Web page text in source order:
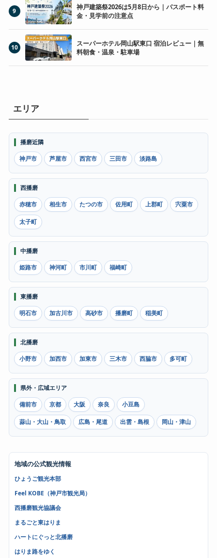
9
神戸建築祭2026は5月8日から｜パスポート料
金・見学前の注意点
10
スーパーホテル岡山駅東口 宿泊レビュー｜無
料朝食・温泉・駐車場
エリア
播磨近隣
神戸市
芦屋市 西宮市 三田市 淡路島
西播磨
赤穂市
相生市 たつの市 佐用町 上郡町 宍粟市
太子町
中播磨
姫路市
神河町 市川町 福崎町
東播磨
明石市
加古川市 高砂市 播磨町 稲美町
北播磨
小野市
加西市 加東市 三木市 西脇市 多可町
県外・広域エリア
備前市
京都 大阪 奈良 小豆島
蒜山・大山・鳥取 広島・尾道 出雲・島根 岡山・津山
地域の公式観光情報
ひょうご観光本部
Feel KOBE（神戸市観光局）
西播磨観光協議会
まるごと東はりま
ハートにぐっと北播磨
はりま路をゆく